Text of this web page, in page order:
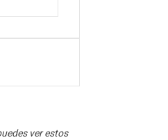
ver estos